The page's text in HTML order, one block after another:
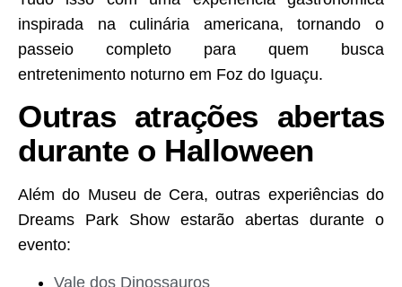
inspirada na culinária americana, tornando o
passeio completo para quem busca
entretenimento noturno em Foz do Iguaçu.
Outras atrações abertas
durante o Halloween
Além do Museu de Cera, outras experiências do
Dreams Park Show estarão abertas durante o
evento:
Vale dos Dinossauros